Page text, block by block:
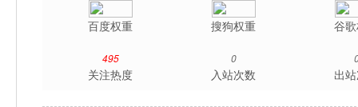
百度权重 搜狗权重 谷
495
关注热度
0
入站次数 出